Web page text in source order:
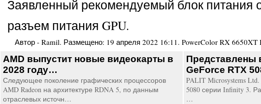
Заявленный рекомендуемый блок питания
разъем питания GPU.
Автор - Ramil. Размещено: 19 апреля 2022 16:11. PowerColor RX 6650XT
AMD выпустит новые видеокарты в
2028 году…
Следующее поколение графических процессоров
AMD Radeon на архитектуре RDNA 5, по данным
отраслевых источн…
Представлены
GeForce RTX
PALIT Microsystems
5080 серии Infinity 3.
…